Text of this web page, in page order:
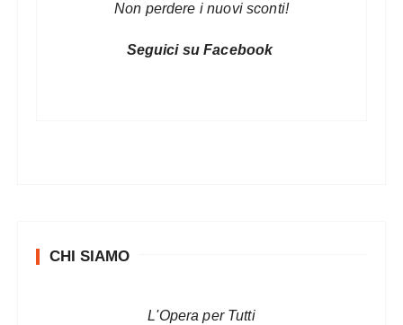
Non perdere i nuovi sconti!
Seguici su Facebook
CHI SIAMO
L'Opera per Tutti